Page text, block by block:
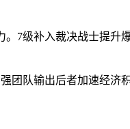
7级补入裁决战士提升
团队输出后者加速经济